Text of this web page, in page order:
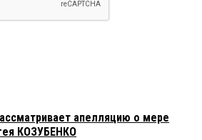
апелляцию о мере
КОЗУБЕНКО